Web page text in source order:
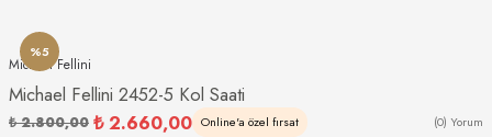
%5
Michael Fellini
Michael Fellini 2452-5 Kol Saati
₺ 2.800,00 ₺ 2.660,00 Online'a özel fırsat (0) Yorum